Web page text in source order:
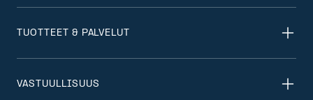
TUOTTEET & PALVELUT
VASTUULLISUUS